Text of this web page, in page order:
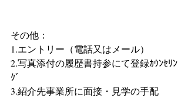
その他：
1.エントリー（電話又はメール）
2.写真添付の履歴書持参にて登録ｶｳﾝｾﾘﾝ
ｸﾞ
3.紹介先事業所に面接・見学の手配